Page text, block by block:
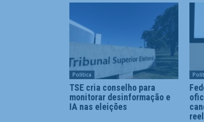
Política
TSE cria conselho para
monitorar desinformação e
IA nas eleições